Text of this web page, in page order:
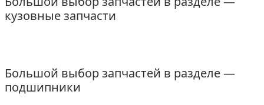
кузовные запчасти
Большой выбор запчастей в разделе —
подшипники